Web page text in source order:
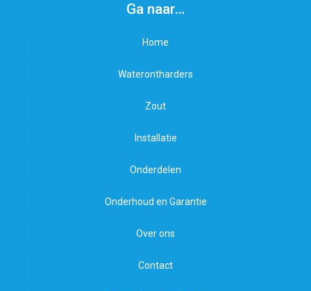
Ga naar…
Home
Waterontharders
Zout
Installatie
Onderdelen
Onderhoud en Garantie
Over ons
Contact